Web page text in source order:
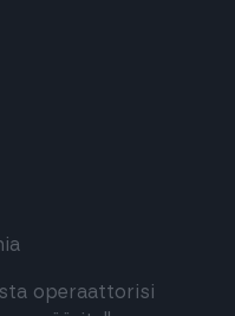
operaattorisi